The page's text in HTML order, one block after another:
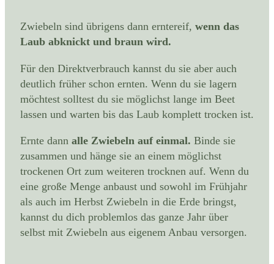
Zwiebeln sind übrigens dann erntereif, wenn das
Laub abknickt und braun wird.
Für den Direktverbrauch kannst du sie aber auch
deutlich früher schon ernten. Wenn du sie lagern
möchtest solltest du sie möglichst lange im Beet
lassen und warten bis das Laub komplett trocken ist.
Ernte dann alle Zwiebeln auf einmal. Binde sie
zusammen und hänge sie an einem möglichst
trockenen Ort zum weiteren trocknen auf. Wenn du
eine große Menge anbaust und sowohl im Frühjahr
als auch im Herbst Zwiebeln in die Erde bringst,
kannst du dich problemlos das ganze Jahr über
selbst mit Zwiebeln aus eigenem Anbau versorgen.